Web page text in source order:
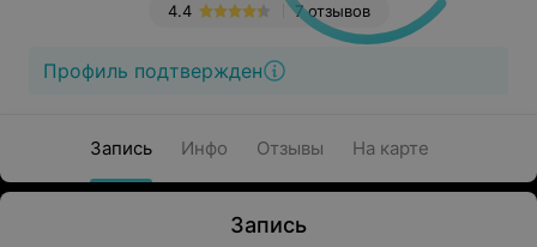
7 отзывов
4.4
Профиль подтвержден
Запись Инфо Отзывы На карте
Запись